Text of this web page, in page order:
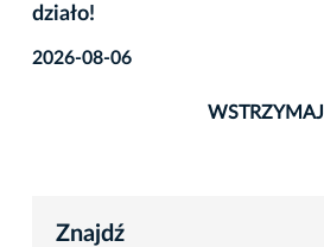
działo!
2026-08-06
WSTRZYMAJ
Znajdź